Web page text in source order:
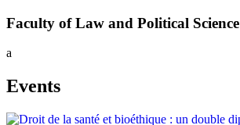
Faculty of Law and Political Science
a
Events